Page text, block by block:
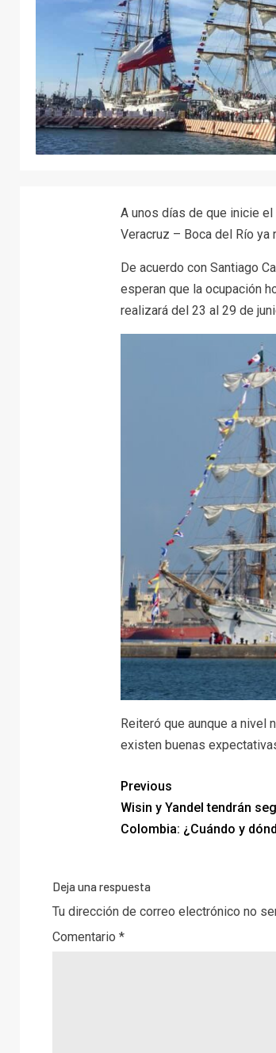
A unos días de que inicie
Veracruz – Boca del Río ya
De acuerdo con Santiago
esperan que la ocupación
realizará del 23 al 29 de
Reiteró que aunque a nivel
existen buenas
Previous
Wisin y Yandel tendrán
Colombia: ¿Cuándo y
Deja una respuesta
Tu dirección de correo electrónico no
Comentario *